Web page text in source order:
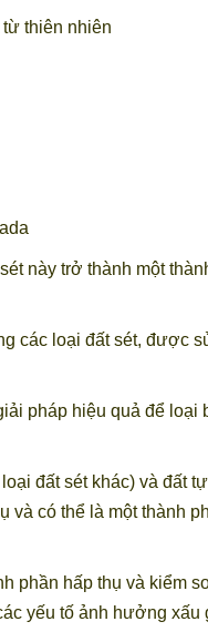
thiên nhiên
này trở thành một
các loại đất sét, được
pháp hiệu quả để loại
đất sét khác) và đất
và có thể là một thành
phần hấp thụ và kiểm
yếu tố ảnh hưởng xấu